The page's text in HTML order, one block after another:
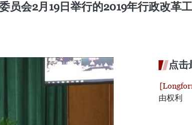
会2月19日举行的2019年行政改革
点击
由权利